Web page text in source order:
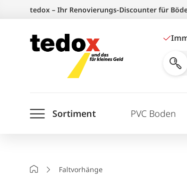
springen
tedox – Ihr Renovierungs-Discounter für
Shop
Sortiment PVC Boden
StartseiteFaltvorhänge